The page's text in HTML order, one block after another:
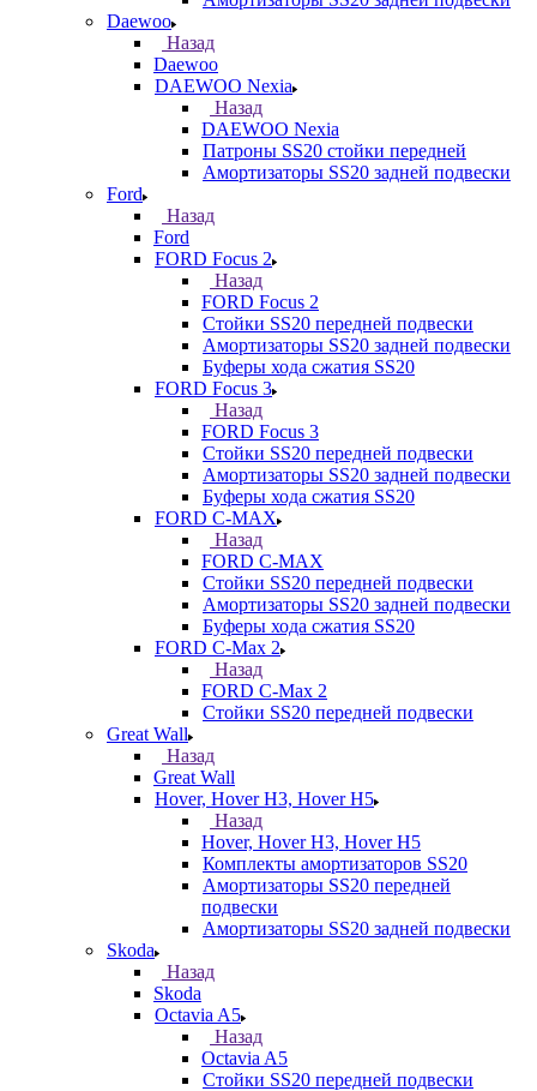
Daewoo
Назад
Daewoo
DAEWOO Nexia
Назад
DAEWOO Nexia
Патроны SS20 стойки передней
Амортизаторы SS20 задней подвески
Ford
Назад
Ford
FORD Focus 2
Назад
FORD Focus 2
Стойки SS20 передней подвески
Амортизаторы SS20 задней подвески
Буферы хода сжатия SS20
FORD Focus 3
Назад
FORD Focus 3
Стойки SS20 передней подвески
Амортизаторы SS20 задней подвески
Буферы хода сжатия SS20
FORD С-MAX
Назад
FORD С-MAX
Стойки SS20 передней подвески
Амортизаторы SS20 задней подвески
Буферы хода сжатия SS20
FORD C-Max 2
Назад
FORD C-Max 2
Стойки SS20 передней подвески
Great Wall
Назад
Great Wall
Hover, Hover H3, Hover H5
Назад
Hover, Hover H3, Hover H5
Комплекты амортизаторов SS20
Амортизаторы SS20 передней
подвески
Амортизаторы SS20 задней подвески
Skoda
Назад
Skoda
Octavia A5
Назад
Octavia A5
Стойки SS20 передней подвески